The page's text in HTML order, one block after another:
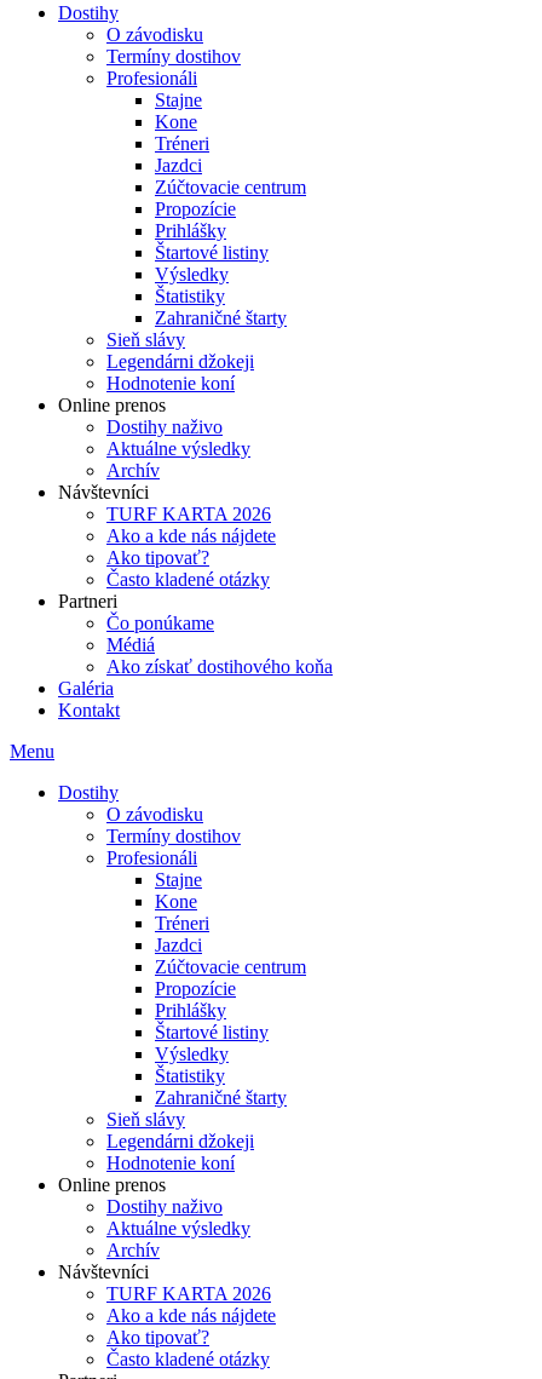
Dostihy
O závodisku
Termíny dostihov
Profesionáli
Stajne
Kone
Tréneri
Jazdci
Zúčtovacie centrum
Propozície
Prihlášky
Štartové listiny
Výsledky
Štatistiky
Zahraničné štarty
Sieň slávy
Legendárni džokeji
Hodnotenie koní
Online prenos
Dostihy naživo
Aktuálne výsledky
Archív
Návštevníci
TURF KARTA 2026
Ako a kde nás nájdete
Ako tipovať?
Často kladené otázky
Partneri
Čo ponúkame
Médiá
Ako získať dostihového koňa
Galéria
Kontakt
Menu
Dostihy
O závodisku
Termíny dostihov
Profesionáli
Stajne
Kone
Tréneri
Jazdci
Zúčtovacie centrum
Propozície
Prihlášky
Štartové listiny
Výsledky
Štatistiky
Zahraničné štarty
Sieň slávy
Legendárni džokeji
Hodnotenie koní
Online prenos
Dostihy naživo
Aktuálne výsledky
Archív
Návštevníci
TURF KARTA 2026
Ako a kde nás nájdete
Ako tipovať?
Často kladené otázky